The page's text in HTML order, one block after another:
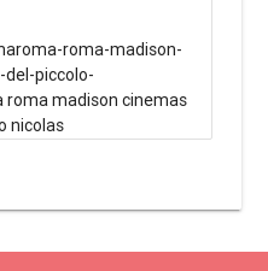
roma-madison-
piccolo-
roma madison cinemas
nicolas